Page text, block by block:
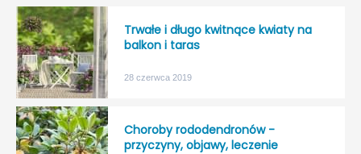
Trwałe i długo kwitnące kwiaty na
balkon i taras
28 czerwca 2019
Choroby rododendronów -
przyczyny, objawy, leczenie